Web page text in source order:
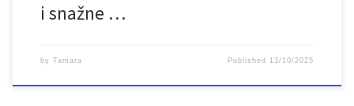
i snažne …
by Tamara Published 13/10/2025